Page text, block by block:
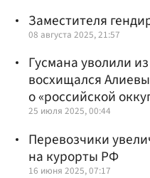
Заместителя
08 августа 2025, 21:57
Гусмана уволили
восхищался
о «российской
25 июля 2025, 00:44
Перевозчики
на курорты РФ
16 июня 2025, 07:17